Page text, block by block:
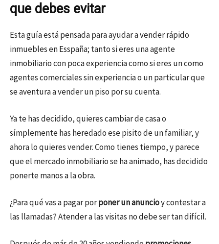
que debes evitar
Esta guía está pensada para ayudar a vender rápido
inmuebles en Esspaña; tanto si eres una agente
inmobiliario con poca experiencia como si eres un como
agentes comerciales sin experiencia o un particular que
se aventura a vender un piso por su cuenta.
Ya te has decidido, quieres cambiar de casa o
símplemente has heredado ese pisito de un familiar, y
ahora lo quieres vender. Como tienes tiempo, y parece
que el mercado inmobiliario se ha animado, has decidido
ponerte manos a la obra.
¿Para qué vas a pagar porponer un anuncioy contestar a
las llamadas? Atender a las visitas no debe ser tan difícil.